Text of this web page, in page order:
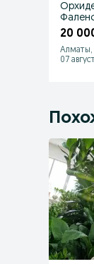
20
Алматы,
07